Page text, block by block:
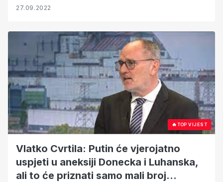
27.09.2022
🔥TOP VIJEST
Vlatko Cvrtila: Putin će vjerojatno
uspjeti u aneksiji Donecka i Luhanska,
ali to će priznati samo mali broj